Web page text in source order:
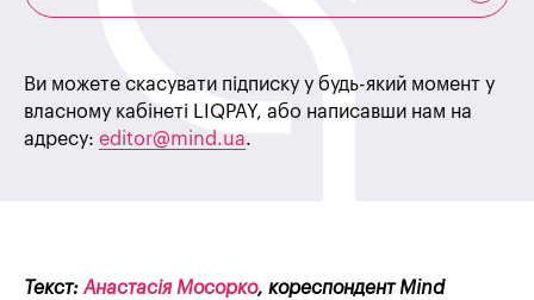
Ви можете скасувати підписку у будь-який момент у
власному кабінеті LIQPAY, або написавши нам на
адресу: editor@mind.ua.
Текст:Анастасія Мосорко, кореспондент Mind